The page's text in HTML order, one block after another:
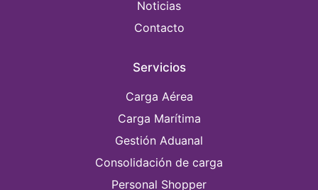
Noticias
Contacto
Servicios
Carga Aérea
Carga Marítima
Gestión Aduanal
Consolidación de carga
Personal Shopper